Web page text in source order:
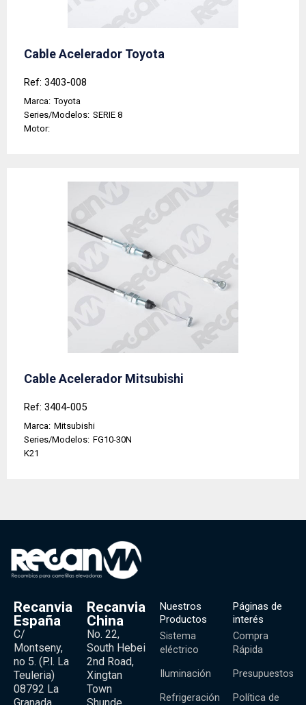
Cable Acelerador Toyota
Ref: 3403-008
Marca: Toyota
Series/Modelos: SERIE 8
Motor:
Cable Acelerador Mitsubishi
Ref: 3404-005
Marca: Mitsubishi
Series/Modelos: FG10-30N
K21
Recanvia
España
C/
Montseny,
no 5. (P.l. La
Teuleria)
08792 La
Granada,
Recanvia
China
No. 22,
South Hebei
2nd Road,
Xingtan
Town
Shunde
Nuestros
Productos
Sistema
eléctrico
Iluminación
Refrigeración
Páginas de
interés
Compra
Rápida
Presupuestos
Política de